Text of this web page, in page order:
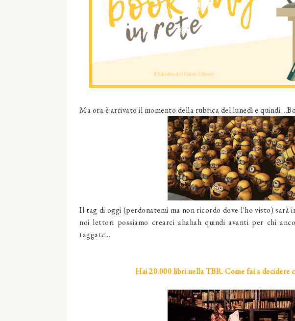
Ma ora è arrivato il momento della rubrica del lunedì e
Il tag di oggi (perdonatemi ma non ricordo dove l'ho visto) sarà
noi lettori possiamo crearci ahahah quindi avanti per chi
taggate...
Hai 20.000 libri nella TBR. Come fai a decidere